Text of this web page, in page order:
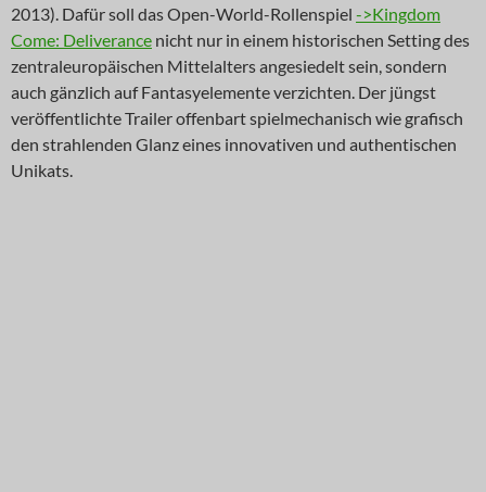
2013). Dafür soll das Open-World-Rollenspiel ->Kingdom
Come: Deliverance nicht nur in einem historischen Setting des
zentraleuropäischen Mittelalters angesiedelt sein, sondern
auch gänzlich auf Fantasyelemente verzichten. Der jüngst
veröffentlichte Trailer offenbart spielmechanisch wie grafisch
den strahlenden Glanz eines innovativen und authentischen
Unikats.